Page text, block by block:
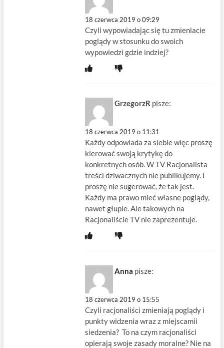
18 czerwca 2019 o 09:29
Czyli wypowiadając się tu zmieniacie
poglądy w stosunku do swoich
wypowiedzi gdzie indziej?
GrzegorzR pisze:
18 czerwca 2019 o 11:31
Każdy odpowiada za siebie więc proszę
kierować swoją krytykę do
konkretnych osób. W TV Racjonalista
treści dziwacznych nie publikujemy. I
proszę nie sugerować, że tak jest.
Każdy ma prawo mieć własne poglądy,
nawet głupie. Ale takowych na
Racjonaliście TV nie zaprezentuje.
Anna pisze:
18 czerwca 2019 o 15:55
Czyli racjonaliści zmieniają poglądy i
punkty widzenia wraz z miejscamii
siedzenia? To na czym racjonaliści
opierają swoje zasady moralne? Nie na